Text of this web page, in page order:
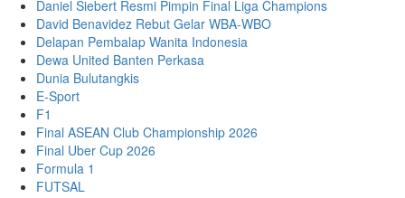
Daniel Siebert Resmi Pimpin Final Liga Champions
David Benavidez Rebut Gelar WBA-WBO
Delapan Pembalap Wanita Indonesia
Dewa United Banten Perkasa
Dunia Bulutangkis
E-Sport
F1
Final ASEAN Club Championship 2026
Final Uber Cup 2026
Formula 1
FUTSAL